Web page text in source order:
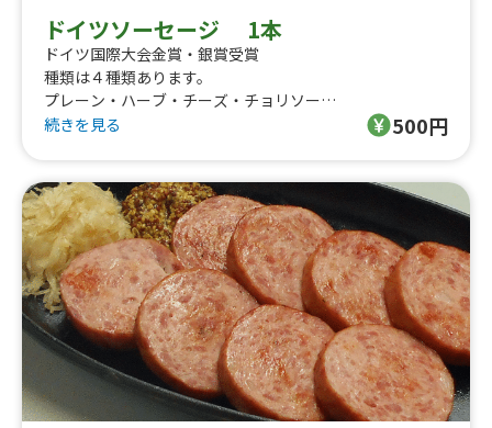
ドイツソーセージ 1本
ドイツ国際大会金賞・銀賞受賞
種類は４種類あります。
プレーン・ハーブ・チーズ・チョリソー
アレルゲン情報欄の「乳」はチーズのソーセージのみが対
保存料・着色料・増量剤は使用していません。
続きを見る 500円